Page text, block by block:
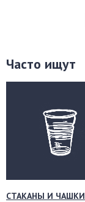
Часто ищут
СТАКАНЫ И ЧАШКИ